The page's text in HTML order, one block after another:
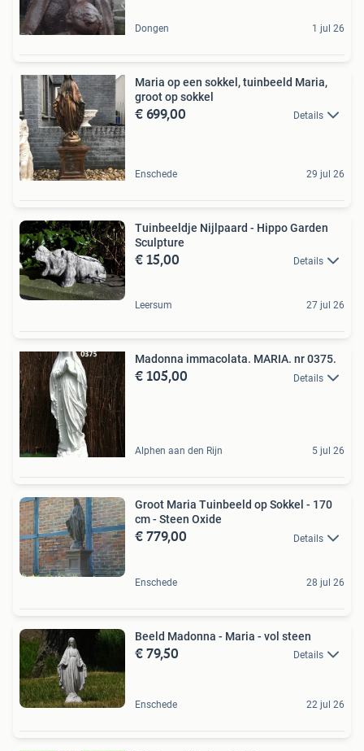
Dongen 1 jul 26
Maria op een sokkel, tuinbeeld Maria,
groot op sokkel
€ 699,00 Details
Enschede 29 jul 26
Tuinbeeldje Nijlpaard - Hippo Garden
Sculpture
€ 15,00 Details
Leersum 27 jul 26
Madonna immacolata. MARIA. nr 0375.
€ 105,00 Details
Alphen aan den Rijn 5 jul 26
Groot Maria Tuinbeeld op Sokkel - 170
cm - Steen Oxide
€ 779,00 Details
Enschede 28 jul 26
Beeld Madonna - Maria - vol steen
€ 79,50 Details
Enschede 22 jul 26